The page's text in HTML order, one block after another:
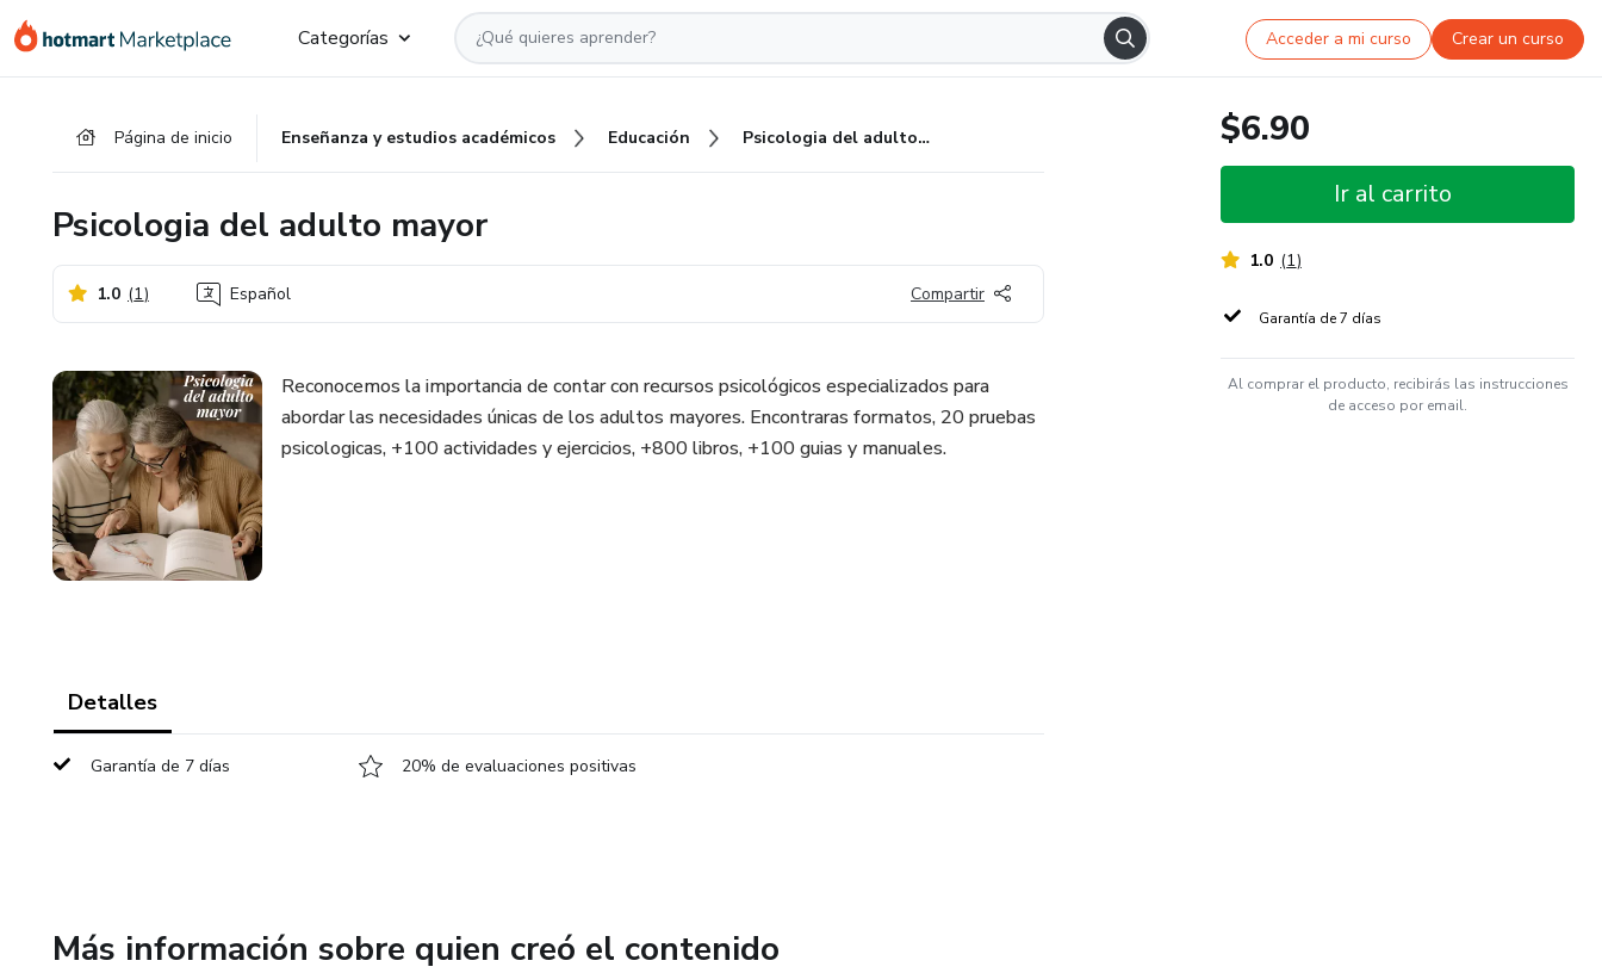
Categorías Acceder a mi curso Crear un curso
Página de inicio Enseñanza y estudios académicos Educación Psicologia del adulto mayor
Psicologia del adulto mayor
1.0 (1) Español Compartir
Reconocemos la importancia de contar con recursos psicológicos especializados para
abordar las necesidades únicas de los adultos mayores. Encontraras formatos, 20 pruebas
psicologicas, +100 actividades y ejercicios, +800 libros, +100 guias y manuales.
Detalles
Garantía de 7 días 20% de evaluaciones positivas
Más información sobre quien creó el contenido
$6.90
Ir al carrito
1.0 (1)
Garantía de 7 días
Al comprar el producto, recibirás las instrucciones
de acceso por email.